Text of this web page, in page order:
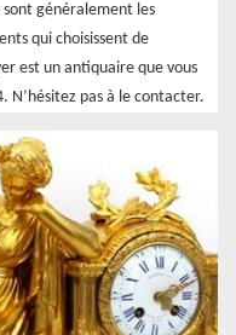
sont généralement les
qui choisissent de
est un antiquaire que vous
N’hésitez pas à le contacter.